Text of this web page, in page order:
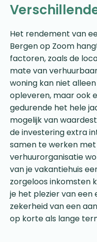
Het rendement van
Bergen op Zoom
factoren, zoals de
mate van
woning kan niet
opleveren, maar ook
gedurende het hele
mogelijk van
de investering extra
samen te werken
verhuurorganisatie
van je vakantiehuis
zorgeloos inkomsten
je het plezier van
zekerheid van een
op korte als lange